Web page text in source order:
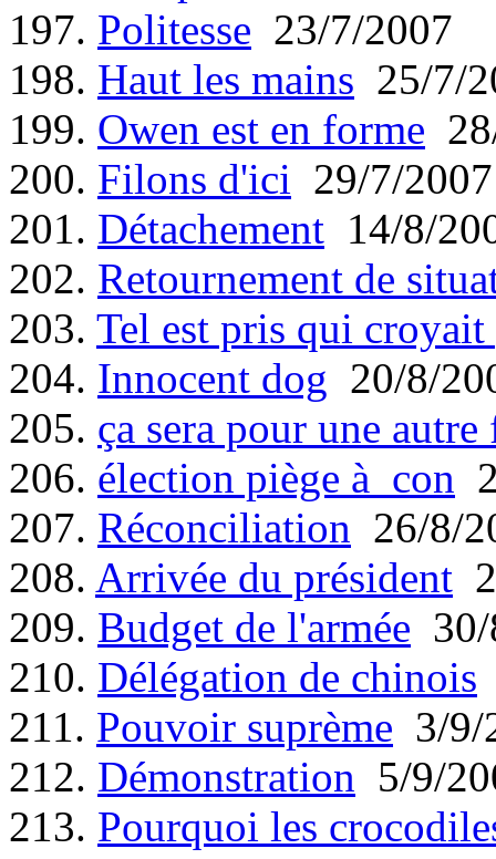
197. Politesse 23/7/2007
198. Haut les mains 25/7/
199. Owen est en forme
200. Filons d'ici 29/7/2007
201. Détachement 14/8/
202. Retournement de
203. Tel est pris qui croyait
204. Innocent dog 20/8/
205. ça sera pour une autre
206. élection piège à con
207. Réconciliation 26/8/
208. Arrivée du président
209. Budget de l'armée
210. Délégation de chinois
211. Pouvoir suprème 3/9/
212. Démonstration 5/9/
213. Pourquoi les